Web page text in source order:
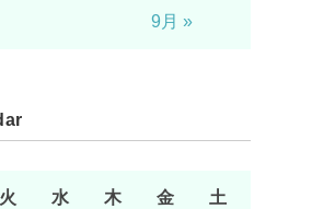
9月 »
火 水 木 金 土